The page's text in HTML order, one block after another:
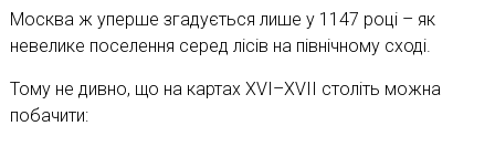
Москва ж уперше згадується лише у 1147 році – як
невелике поселення серед лісів на північному сході.
Тому не дивно, що на картах XVI–XVII століть можна
побачити: